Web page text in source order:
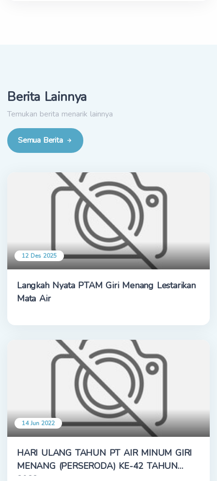
Berita Lainnya
Temukan berita menarik lainnya
Semua Berita
12 Des 2025
Langkah Nyata PTAM Giri Menang Lestarikan
Mata Air
14 Jun 2022
HARI ULANG TAHUN PT AIR MINUM GIRI
MENANG (PERSERODA) KE-42 TAHUN